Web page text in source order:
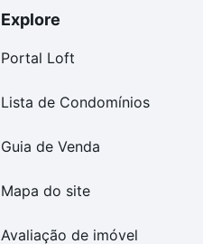
Explore
Portal Loft
Lista de Condomínios
Guia de Venda
Mapa do site
Avaliação de imóvel